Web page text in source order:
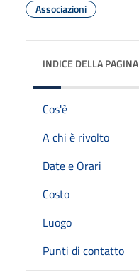
Associazioni
INDICE DELLA PAGINA
Cos'è
A chi è rivolto
Date e Orari
Costo
Luogo
Punti di contatto